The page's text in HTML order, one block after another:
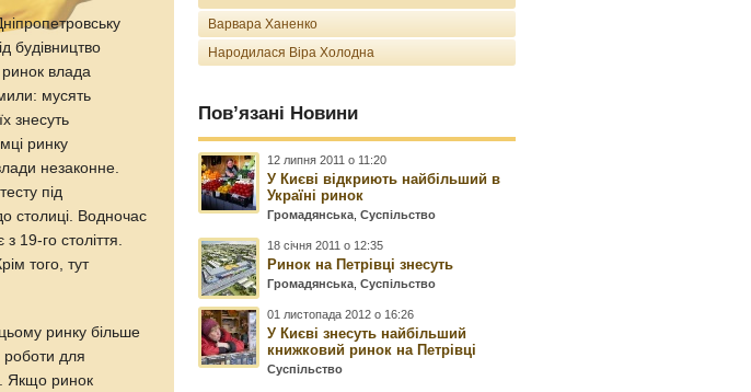
будівництво
влада
мусять
знесуть
ринку
незаконне.
під
столиці. Водночас
19-го століття.
того, тут
ринку більше
роботи для
Якщо ринок
Варвара Ханенко
Народилася Віра Холодна
Пов’язані Новини
12 липня 2011 о 11:20
У Києві відкриють найбільший в
Україні ринок
Громадянська ,Суспільство
18 січня 2011 о 12:35
Ринок на Петрівці знесуть
Громадянська ,Суспільство
01 листопада 2012 о 16:26
У Києві знесуть найбільший
книжковий ринок на Петрівці
Суспільство